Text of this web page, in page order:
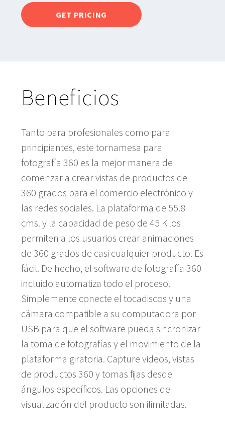
GET PRICING
Beneficios
Tanto para profesionales como para
principiantes, este tornamesa para
fotografía 360 es la mejor manera de
comenzar a crear vistas de productos de
360 grados para el comercio electrónico y
las redes sociales. La plataforma de 55.8
cms. y la capacidad de peso de 45 Kilos
permiten a los usuarios crear animaciones
de 360 grados de casi cualquier producto. Es
fácil. De hecho, el software de fotografía 360
incluido automatiza todo el proceso.
Simplemente conecte el tocadiscos y una
cámara compatible a su computadora por
USB para que el software pueda sincronizar
la toma de fotografías y el movimiento de la
plataforma giratoria. Capture videos, vistas
de productos 360 y tomas fijas desde
ángulos específicos. Las opciones de
visualización del producto son ilimitadas.